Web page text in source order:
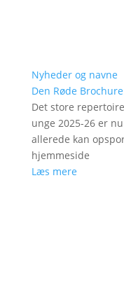
Nyheder og navne
Den Røde
Det store
unge 2025-26 er
allerede kan
hjemmeside
Læs mere